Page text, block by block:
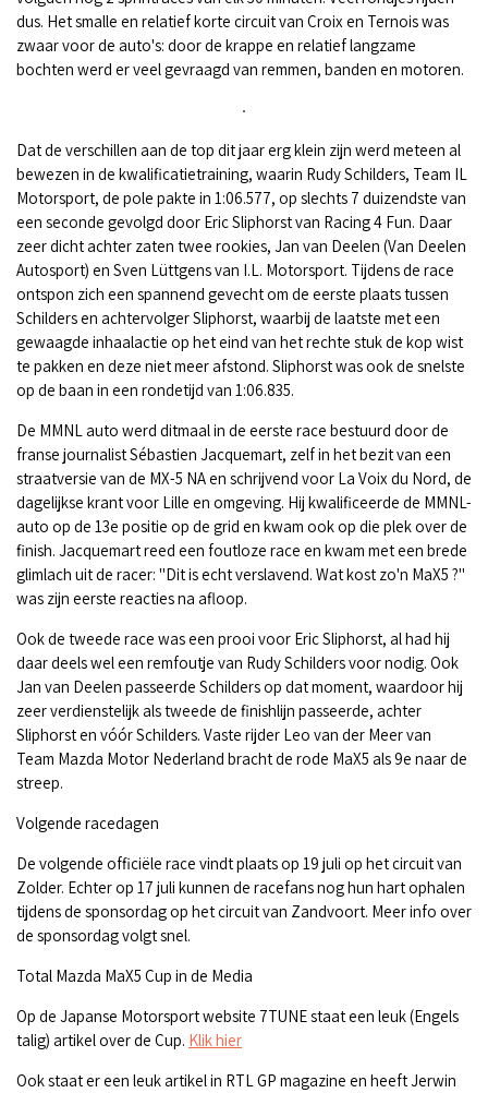
dus. Het smalle en relatief korte circuit van Croix en Ternois was
zwaar voor de auto's: door de krappe en relatief langzame
bochten werd er veel gevraagd van remmen, banden en motoren.
Dat de verschillen aan de top dit jaar erg klein zijn werd meteen al
bewezen in de kwalificatietraining, waarin Rudy Schilders, Team IL
Motorsport, de pole pakte in 1:06.577, op slechts 7 duizendste van
een seconde gevolgd door Eric Sliphorst van Racing 4 Fun. Daar
zeer dicht achter zaten twee rookies, Jan van Deelen (Van Deelen
Autosport) en Sven Lüttgens van I.L. Motorsport. Tijdens de race
ontspon zich een spannend gevecht om de eerste plaats tussen
Schilders en achtervolger Sliphorst, waarbij de laatste met een
gewaagde inhaalactie op het eind van het rechte stuk de kop wist
te pakken en deze niet meer afstond. Sliphorst was ook de snelste
op de baan in een rondetijd van 1:06.835.
De MMNL auto werd ditmaal in de eerste race bestuurd door de
franse journalist Sébastien Jacquemart, zelf in het bezit van een
straatversie van de MX-5 NA en schrijvend voor La Voix du Nord, de
dagelijkse krant voor Lille en omgeving. Hij kwalificeerde de MMNL-
auto op de 13e positie op de grid en kwam ook op die plek over de
finish. Jacquemart reed een foutloze race en kwam met een brede
glimlach uit de racer: "Dit is echt verslavend. Wat kost zo'n MaX5 ?"
was zijn eerste reacties na afloop.
Ook de tweede race was een prooi voor Eric Sliphorst, al had hij
daar deels wel een remfoutje van Rudy Schilders voor nodig. Ook
Jan van Deelen passeerde Schilders op dat moment, waardoor hij
zeer verdienstelijk als tweede de finishlijn passeerde, achter
Sliphorst en vóór Schilders. Vaste rijder Leo van der Meer van
Team Mazda Motor Nederland bracht de rode MaX5 als 9e naar de
streep.
Volgende racedagen
De volgende officiële race vindt plaats op 19 juli op het circuit van
Zolder. Echter op 17 juli kunnen de racefans nog hun hart ophalen
tijdens de sponsordag op het circuit van Zandvoort. Meer info over
de sponsordag volgt snel.
Total Mazda MaX5 Cup in de Media
Op de Japanse Motorsport website 7TUNE staat een leuk (Engels
talig) artikel over de Cup. Klik hier
Ook staat er een leuk artikel in RTL GP magazine en heeft Jerwin